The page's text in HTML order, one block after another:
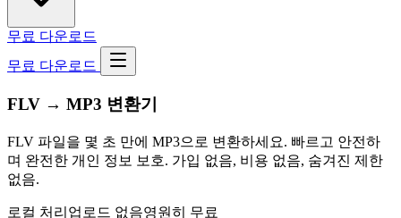
무료 다운로드
무료 다운로드
FLV → MP3 변환기
FLV 파일을 몇 초 만에 MP3으로 변환하세요. 빠르고 안전하
며 완전한 개인 정보 보호. 가입 없음, 비용 없음, 숨겨진 제한
없음.
로컬 처리 업로드 없음영원히 무료